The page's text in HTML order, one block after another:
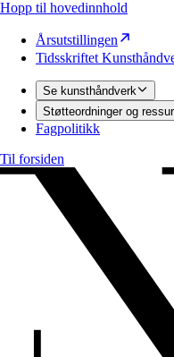
Hopp til hovedinnhold
Årsutstillingen
Tidsskriftet
Se kunsthåndverk
Støtteordninger og
Fagpolitikk
Til forsiden